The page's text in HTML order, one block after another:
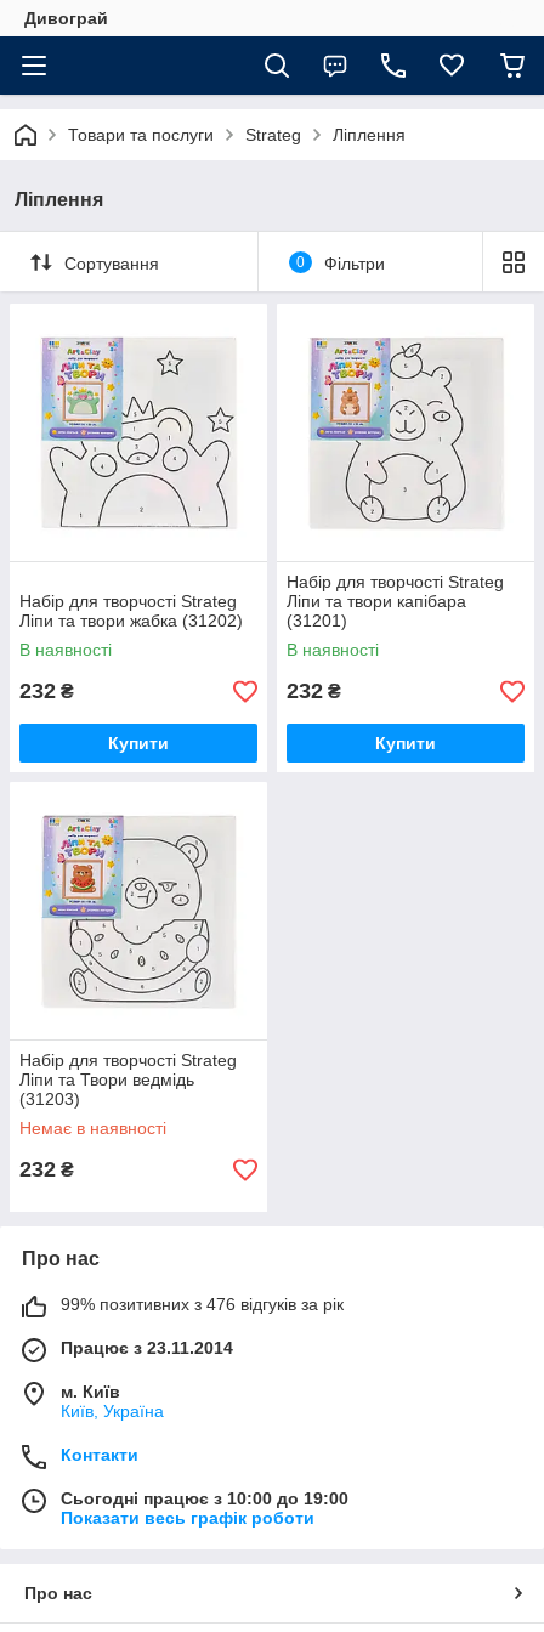
Дивограй
Товари та послуги Strateg Ліплення
Ліплення
Сортування 0 Фільтри
Набір для творчості Strateg
Ліпи та твори жабка (31202)
В наявності
232 ₴
Купити
Набір для творчості Strateg
Ліпи та твори капібара
(31201)
В наявності
232 ₴
Купити
Набір для творчості Strateg
Ліпи та Твори ведмідь
(31203)
Немає в наявності
232 ₴
Про нас
99% позитивних з 476 відгуків за рік
Працює з 23.11.2014
м. Київ
Київ, Україна
Контакти
Сьогодні працює з 10:00 до 19:00
Показати весь графік роботи
Про нас